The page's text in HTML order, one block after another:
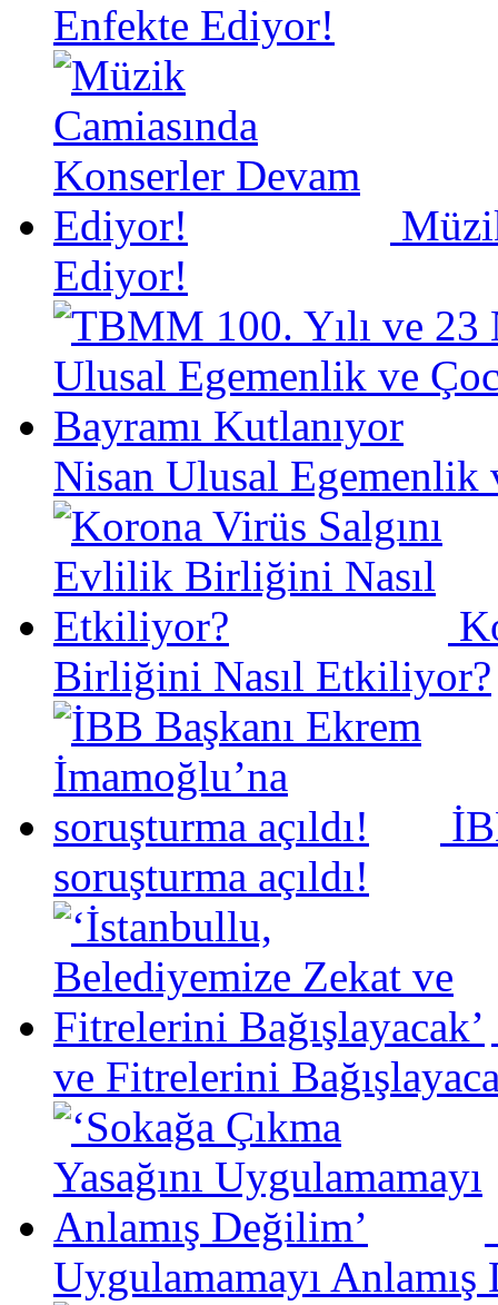
Enfekte Ediyor!
Ediyor!
Nisan Ulusal Egemenlik
Birliğini Nasıl Etkiliyor?
soruşturma açıldı!
ve Fitrelerini
Uygulamamayı Anlamış